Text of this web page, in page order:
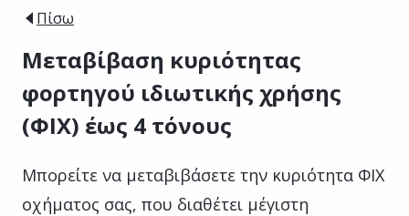
Πίσω
Μεταβίβαση κυριότητας
φορτηγού ιδιωτικής χρήσης
(ΦΙΧ) έως 4 τόνους
Μπορείτε να μεταβιβάσετε την κυριότητα ΦΙΧ
οχήματος σας, που διαθέτει μέγιστη